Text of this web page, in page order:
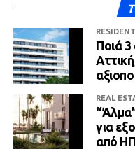
Ποιά
REAL
για
από